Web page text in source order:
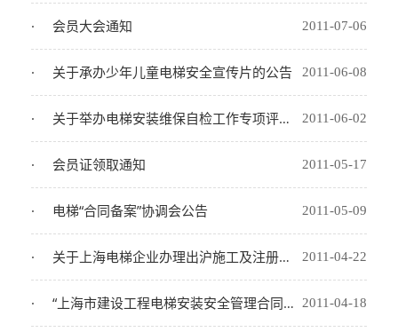
会员大会通知 2011-07-06
关于承办少年儿童电梯安全宣传片的公告 2011-06-08
关于举办电梯安装维保自检工作专项评审辅导讲座的通知 2011-06-02
会员证领取通知 2011-05-17
电梯“合同备案”协调会公告 2011-05-09
关于上海电梯企业办理出沪施工及注册建造师相关手续的告知函 2011-04-22
“上海市建设工程电梯安装安全管理合同”意见征询 2011-04-18